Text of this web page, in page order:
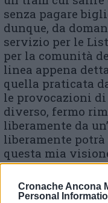
Cronache Ancona
Personal
senza pagare
dunque, da
servizio per le
per la comunità
linea appena
quella praticata
le provocazioni
diverso, fermo
liberamente da
liberamente
questa mia
vincere le
progetto (come è
Civiche) che stia